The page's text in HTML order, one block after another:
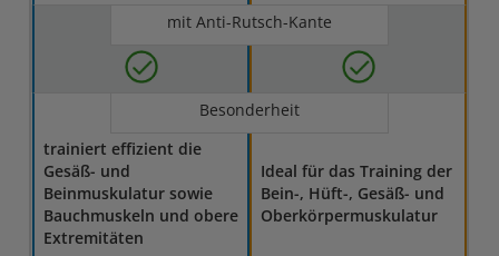
mit Anti-Rutsch-Kante
Besonderheit
trainiert effizient die
Gesäß- und
Beinmuskulatur sowie
Bauchmuskeln und obere
Extremitäten
Ideal für das Training der
Bein-, Hüft-, Gesäß- und
Oberkörpermuskulatur